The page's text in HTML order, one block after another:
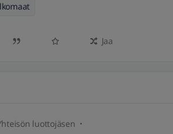
Jaa
luottojäsen